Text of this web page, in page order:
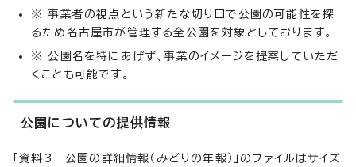
※ 事業者の視点という新たな切り口で公園の可能性を探
るため名古屋市が管理する全公園を対象としております。
※ 公園名を特にあげず、事業のイメージを提案していただ
くことも可能です。
公園についての提供情報
「資料3 公園の詳細情報（みどりの年報）」のファイルはサイズ